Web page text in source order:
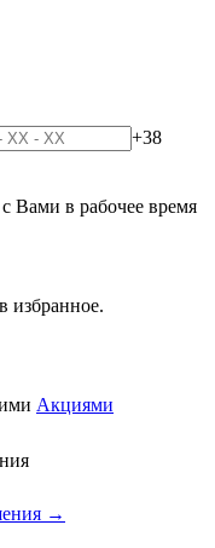
+38
Вами в рабочее время
избранное.
Акциями
→